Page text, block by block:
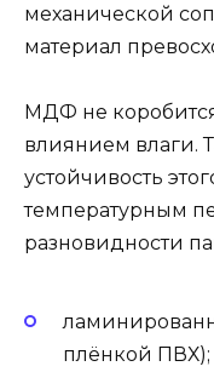
механической
материал
МДФ не
влиянием влаги.
устойчивость
температурным
разновидности
плёнкой ПВХ);